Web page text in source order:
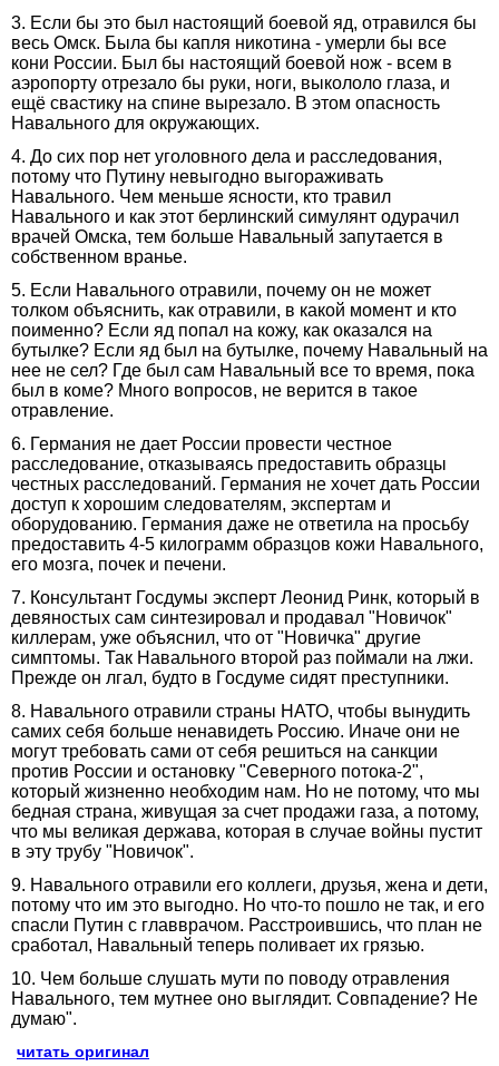
3. Если бы это был настоящий боевой яд, отравился бы
весь Омск. Была бы капля никотина - умерли бы все
кони России. Был бы настоящий боевой нож - всем в
аэропорту отрезало бы руки, ноги, выкололо глаза, и
ещё свастику на спине вырезало. В этом опасность
Навального для окружающих.
4. До сих пор нет уголовного дела и расследования,
потому что Путину невыгодно выгораживать
Навального. Чем меньше ясности, кто травил
Навального и как этот берлинский симулянт одурачил
врачей Омска, тем больше Навальный запутается в
собственном вранье.
5. Если Навального отравили, почему он не может
толком объяснить, как отравили, в какой момент и кто
поименно? Если яд попал на кожу, как оказался на
бутылке? Если яд был на бутылке, почему Навальный на
нее не сел? Где был сам Навальный все то время, пока
был в коме? Много вопросов, не верится в такое
отравление.
6. Германия не дает России провести честное
расследование, отказываясь предоставить образцы
честных расследований. Германия не хочет дать России
доступ к хорошим следователям, экспертам и
оборудованию. Германия даже не ответила на просьбу
предоставить 4-5 килограмм образцов кожи Навального,
его мозга, почек и печени.
7. Консультант Госдумы эксперт Леонид Ринк, который в
девяностых сам синтезировал и продавал "Новичок"
киллерам, уже объяснил, что от "Новичка" другие
симптомы. Так Навального второй раз поймали на лжи.
Прежде он лгал, будто в Госдуме сидят преступники.
8. Навального отравили страны НАТО, чтобы вынудить
самих себя больше ненавидеть Россию. Иначе они не
могут требовать сами от себя решиться на санкции
против России и остановку "Северного потока-2",
который жизненно необходим нам. Но не потому, что мы
бедная страна, живущая за счет продажи газа, а потому,
что мы великая держава, которая в случае войны пустит
в эту трубу "Новичок".
9. Навального отравили его коллеги, друзья, жена и дети,
потому что им это выгодно. Но что-то пошло не так, и его
спасли Путин с главврачом. Расстроившись, что план не
сработал, Навальный теперь поливает их грязью.
10. Чем больше слушать мути по поводу отравления
Навального, тем мутнее оно выглядит. Совпадение? Не
думаю".
читать оригинал